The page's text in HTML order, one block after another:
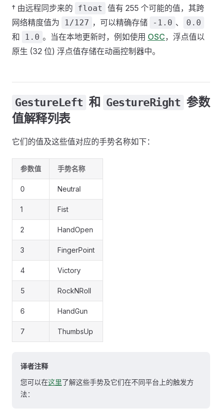
† 由远程同步来的 float
值有 255 个可能的值，其跨
网络精度值为
1/127 ，可以精确存储 -1.0 、 0.0
和 1.0 。当在本地更新时，例如使用 OSC，浮点值以
原生 (32 位) 浮点值存储在动画控制器中。
GestureLeft 和 GestureRight 参数
值解释列表
它们的值及这些值对应的手势名称如下：
参数值 手势名称
0 Neutral
1 Fist
2 HandOpen
3 FingerPoint
4 Victory
5 RockNRoll
6 HandGun
7 ThumbsUp
译者注释
您可以在这里了解这些手势及它们在不同平台上的触发方
法：